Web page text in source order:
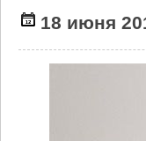
18 июня